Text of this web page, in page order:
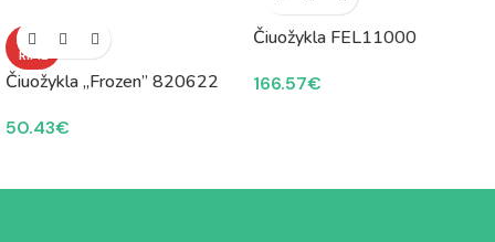
NETU
RIME
Čiuožykla „Frozen” 820622
50.43€
Čiuožykla FEL11000
166.57€